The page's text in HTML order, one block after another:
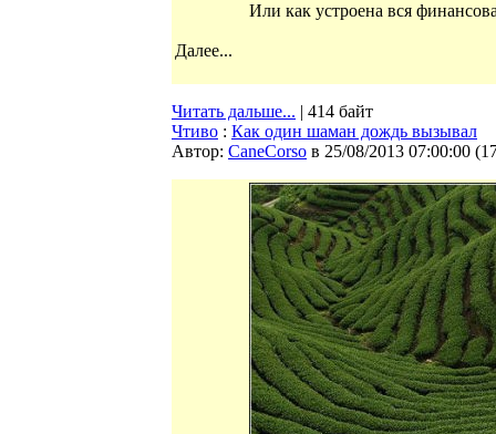
Или как устроена вся
Далее...
Читать дальше... | 414 байт
Чтиво : Как один шаман дождь вызывал
Автор: CaneCorso в 25/08/2013 07:00:00 (